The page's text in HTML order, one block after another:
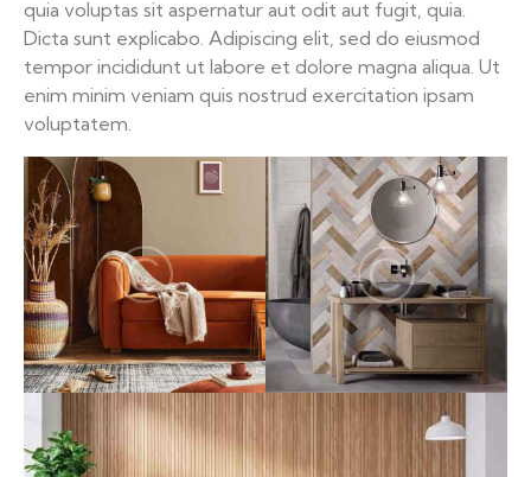
quia voluptas sit aspernatur aut odit aut fugit, quia.
Dicta sunt explicabo. Adipiscing elit, sed do eiusmod
tempor incididunt ut labore et dolore magna aliqua. Ut
enim minim veniam quis nostrud exercitation ipsam
voluptatem.